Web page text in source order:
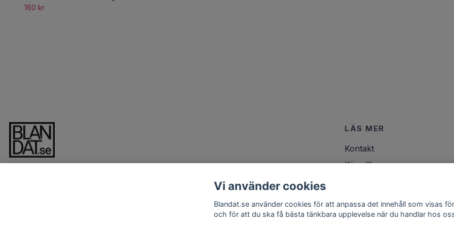
160 kr
LÄS MER
Kontakt
Köpvillkor
Vi använder cookies
Blandat.se använder cookies för att anpassa det innehåll som visas
och för att du ska få bästa tänkbara upplevelse när du handlar hos